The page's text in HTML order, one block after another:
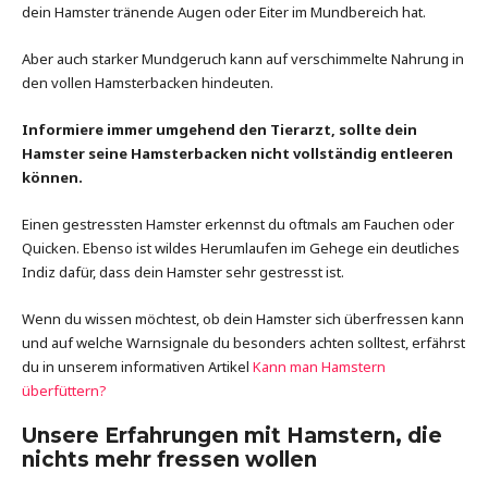
dein Hamster tränende Augen oder Eiter im Mundbereich hat.
Aber auch starker Mundgeruch kann auf verschimmelte Nahrung in
den vollen Hamsterbacken hindeuten.
Informiere immer umgehend den Tierarzt, sollte dein
Hamster seine Hamsterbacken nicht vollständig entleeren
können.
Einen gestressten Hamster erkennst du oftmals am Fauchen oder
Quicken. Ebenso ist wildes Herumlaufen im Gehege ein deutliches
Indiz dafür, dass dein Hamster sehr gestresst ist.
Wenn du wissen möchtest, ob dein Hamster sich überfressen kann
und auf welche Warnsignale du besonders achten solltest, erfährst
du in unserem informativen Artikel Kann man Hamstern
überfüttern?
Unsere Erfahrungen mit Hamstern, die
nichts mehr fressen wollen